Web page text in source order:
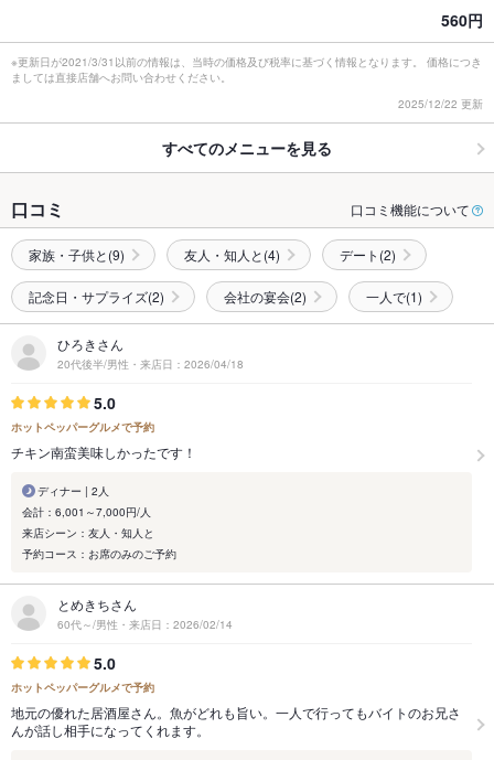
560円
※更新日が2021/3/31以前の情報は、当時の価格及び税率に基づく情報となります。 価格につき
ましては直接店舗へお問い合わせください。
2025/12/22 更新
すべてのメニューを見る
口コミ 口コミ機能について
家族・子供と(9) 友人・知人と(4) デート(2)
記念日・サプライズ(2) 会社の宴会(2) 一人で(1)
ひろきさん
20代後半/男性・来店日：2026/04/18
5.0
ホットペッパーグルメで予約
チキン南蛮美味しかったです！
ディナー | 2人
会計：6,001～7,000円/人
来店シーン：友人・知人と
予約コース：お席のみのご予約
とめきちさん
60代～/男性・来店日：2026/02/14
5.0
ホットペッパーグルメで予約
地元の優れた居酒屋さん。魚がどれも旨い。一人で行ってもバイトのお兄さ
んが話し相手になってくれます。